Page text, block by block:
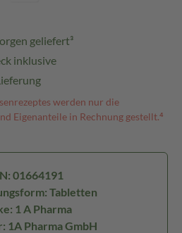
geliefert³
inklusive
werden nur die
Eigenanteile in Rechnung gestellt.⁴
01664191
Tabletten
1 A Pharma
1A Pharma GmbH